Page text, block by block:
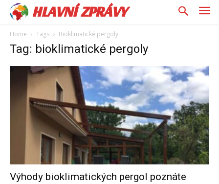
HLAVNÍ ZPRÁVY
Home Tags Bioklimatické pergoly
Tag: bioklimatické pergoly
Výhody bioklimatických pergol poznáte